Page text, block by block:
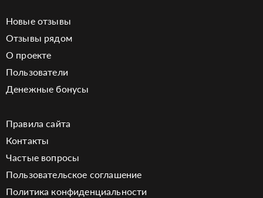
Новые отзывы
Отзывы рядом
О проекте
Пользователи
Денежные бонусы
Правила сайта
Контакты
Частые вопросы
Пользовательское соглашение
Политика конфиденциальности